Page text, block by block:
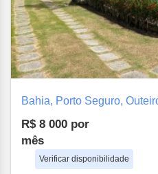
Bahia, Porto Seguro,
R$ 8 000 por
mês
Verificar disponibilidade